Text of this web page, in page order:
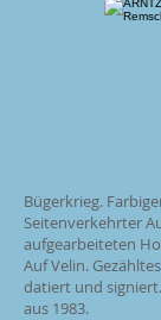
Bügerkrieg.
Seitenverkehrter
aufgearbeiteten
Auf Velin.
datiert und signiert.
aus 1983.